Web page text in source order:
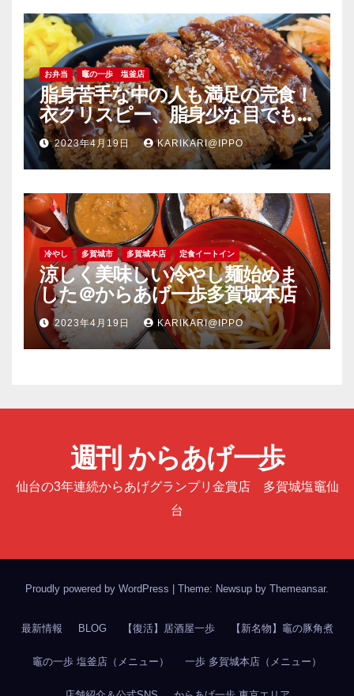
お弁当 竈の一歩 塩釜店
脂身苦手な中の人も満足の完食！
衣クリスピー、脂身少な目でも
旨い豚肉のソーストンカツ弁当
＠竈の一歩塩釜店
2023年4月19日 KARIKARI@IPPO
冷やし 多賀城市 多賀城本店 定食イートイン
涼しく美味しい冷やし麺始めま
した＠からあげ一歩多賀城本店
2023年4月19日 KARIKARI@IPPO
週刊 からあげ一歩
仙台の3年連続からあげグランプリ金賞店 多賀城塩竈仙
台
Proudly powered by WordPress | Theme: Newsup by Themeansar.
最新情報 BLOG 【復活】居酒屋一歩 【新名物】竈の豚角煮
竈の一歩 塩釜店（メニュー） 一歩 多賀城本店（メニュー）